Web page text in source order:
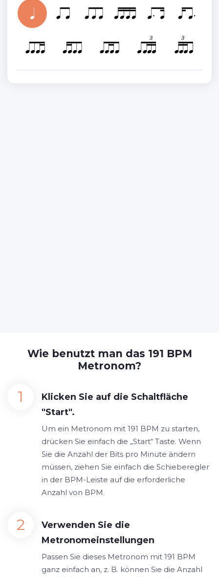
Wie benutzt man das 191 BPM
Metronom?
Klicken Sie auf die Schaltfläche
"Start".
Um ein Metronom mit 191 BPM zu starten,
drücken Sie einfach die „Start“ Taste. Wenn
Sie die Anzahl der Bits pro Minute ändern
müssen, ziehen Sie einfach die Schieberegler
in der BPM-Leiste auf die erforderliche
Anzahl von BPM.
Verwenden Sie die
Metronomeinstellungen
Passen Sie dieses Metronom mit 191 BPM
ganz einfach an, z. B. können Sie die Anzahl